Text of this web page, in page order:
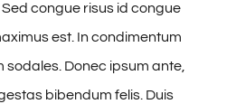
congue risus id congue
est. In condimentum
sodales. Donec ipsum ante,
bibendum felis. Duis